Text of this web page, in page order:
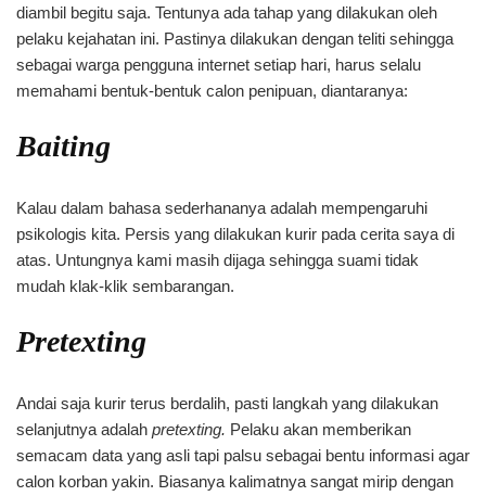
diambil begitu saja. Tentunya ada tahap yang dilakukan oleh
pelaku kejahatan ini. Pastinya dilakukan dengan teliti sehingga
sebagai warga pengguna internet setiap hari, harus selalu
memahami bentuk-bentuk calon penipuan, diantaranya:
Baiting
Kalau dalam bahasa sederhananya adalah mempengaruhi
psikologis kita. Persis yang dilakukan kurir pada cerita saya di
atas. Untungnya kami masih dijaga sehingga suami tidak
mudah klak-klik sembarangan.
Pretexting
Andai saja kurir terus berdalih, pasti langkah yang dilakukan
selanjutnya adalah pretexting. Pelaku akan memberikan
semacam data yang asli tapi palsu sebagai bentu informasi agar
calon korban yakin. Biasanya kalimatnya sangat mirip dengan